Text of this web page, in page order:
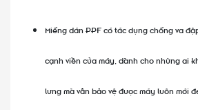
Miếng dán PPF có tác dụng chống va
cạnh viền của máy, dành cho những ai
lưng mà vẫn bảo vệ được máy luôn mới